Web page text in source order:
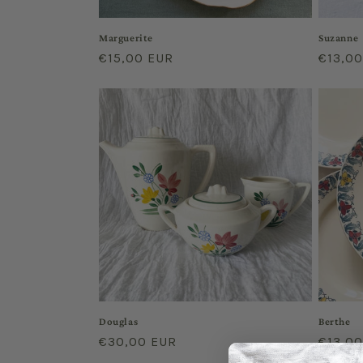
Marguerite
Prix
€15,00 EUR
Suzanne
Prix
Douglas
Prix
€30,00 EUR
Berthe
Prix